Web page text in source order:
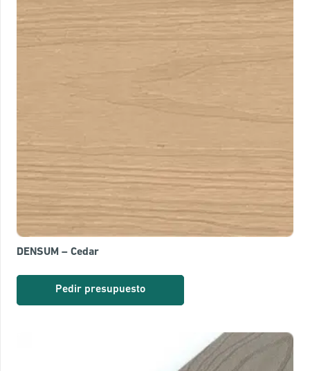
DENSUM – Cedar
Pedir presupuesto